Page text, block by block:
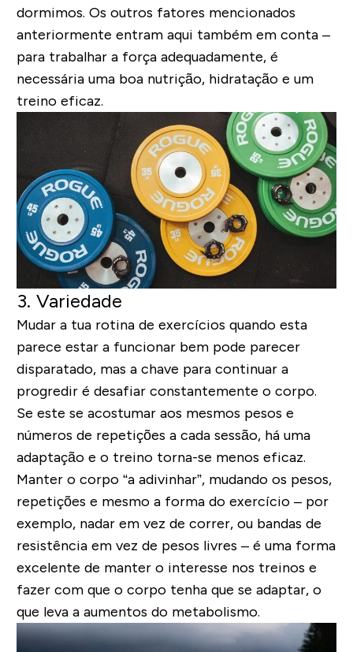
dormimos. Os outros fatores mencionados
anteriormente entram aqui também em conta –
para trabalhar a força adequadamente, é
necessária uma boa nutrição, hidratação e um
treino eficaz.
3. Variedade
Mudar a tua rotina de exercícios quando esta
parece estar a funcionar bem pode parecer
disparatado, mas a chave para continuar a
progredir é desafiar constantemente o corpo.
Se este se acostumar aos mesmos pesos e
números de repetições a cada sessão, há uma
adaptação e o treino torna-se menos eficaz.
Manter o corpo “a adivinhar”, mudando os pesos,
repetições e mesmo a forma do exercício – por
exemplo, nadar em vez de correr, ou bandas de
resistência em vez de pesos livres – é uma forma
excelente de manter o interesse nos treinos e
fazer com que o corpo tenha que se adaptar, o
que leva a aumentos do metabolismo.